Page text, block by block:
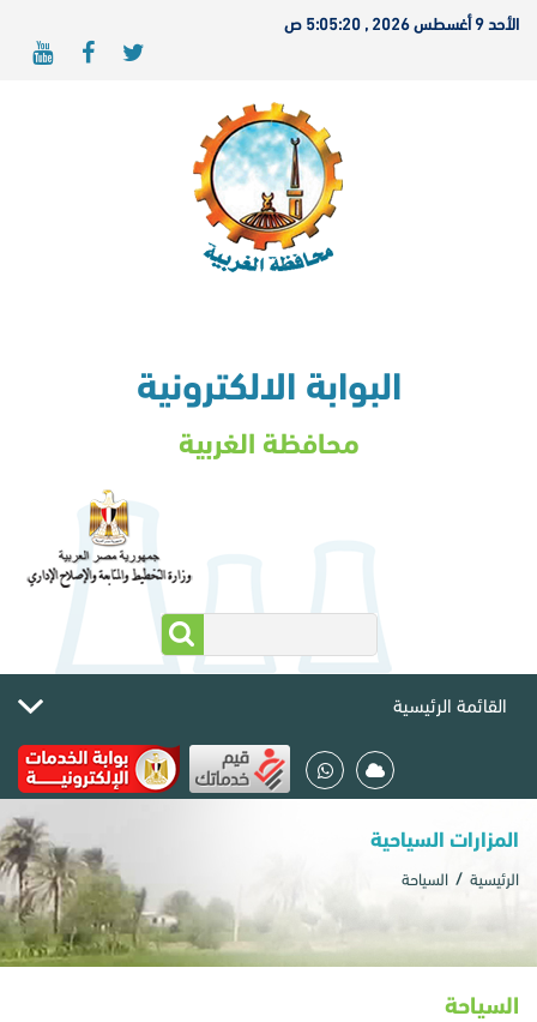
الأحد 9 أغسطس 2026 , 5:05:20 ص
البوابة الالكترونية
محافظة الغربية
القائمة الرئيسية
المزارات السياحية
الرئيسية السياحة
السياحة